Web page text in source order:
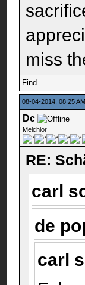
miss
Find
08-04-2014, 08:25 AM
Dc
Melchior
RE:
carl
de
carl